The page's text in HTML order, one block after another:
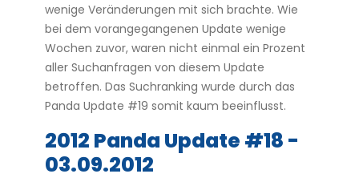
wenige Veränderungen mit sich brachte. Wie
bei dem vorangegangenen Update wenige
Wochen zuvor, waren nicht einmal ein Prozent
aller Suchanfragen von diesem Update
betroffen. Das Suchranking wurde durch das
Panda Update #19 somit kaum beeinflusst.
2012 Panda Update #18 -
03.09.2012